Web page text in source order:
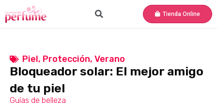
Tienda Online
Piel, Protección, Verano
Bloqueador solar: El mejor amigo
de tu piel
Guías de belleza